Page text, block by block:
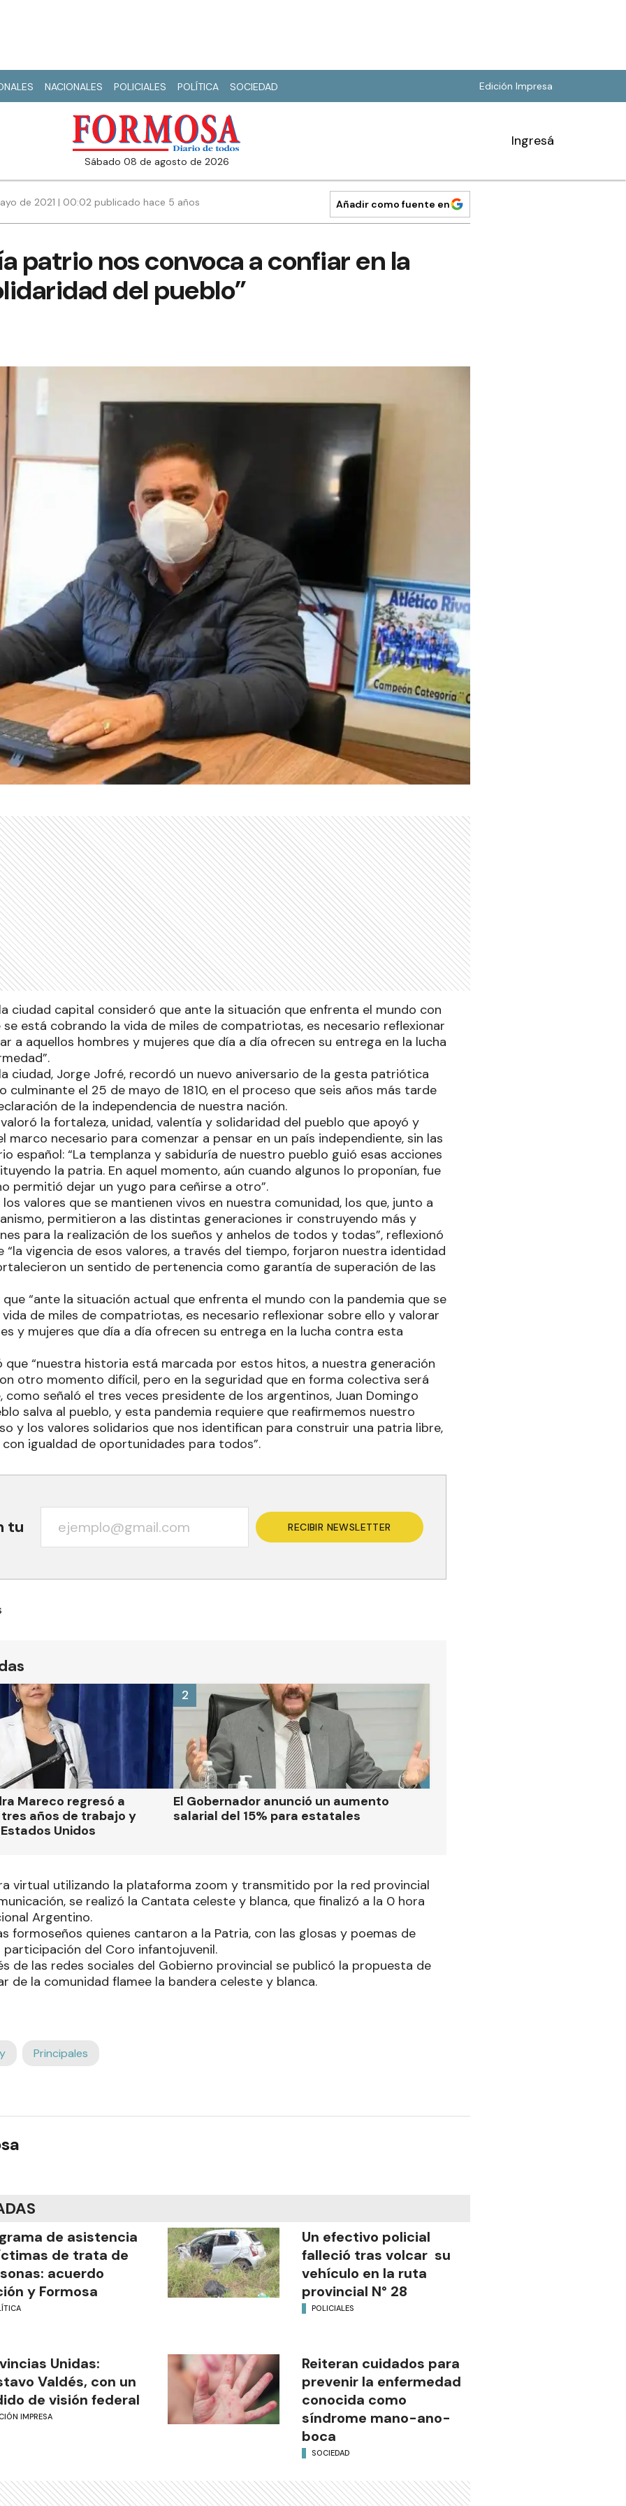
NACIONALES POLICIALES POLÍTICA SOCIEDAD Edición Impresa
sábado 08 de agosto de 2026
Ingresá
de 2021 | 00:02 publicado hace 5 años Añadir como fuente en
patrio nos convoca a confiar en la
del pueblo”
ciudad capital consideró que ante la situación que enfrenta el mundo con
se está cobrando la vida de miles de compatriotas, es necesario reflexionar
a aquellos hombres y mujeres que día a día ofrecen su entrega en la lucha
ciudad, Jorge Jofré, recordó un nuevo aniversario de la gesta patriótica
culminante el 25 de mayo de 1810, en el proceso que seis años más tarde
de la independencia de nuestra nación.
la fortaleza, unidad, valentía y solidaridad del pueblo que apoyó y
marco necesario para comenzar a pensar en un país independiente, sin las
español: “La templanza y sabiduría de nuestro pueblo guió esas acciones
la patria. En aquel momento, aún cuando algunos lo proponían, fue
permitió dejar un yugo para ceñirse a otro”.
los valores que se mantienen vivos en nuestra comunidad, los que, junto a
permitieron a las distintas generaciones ir construyendo más y
para la realización de los sueños y anhelos de todos y todas”, reflexionó
“la vigencia de esos valores, a través del tiempo, forjaron nuestra identidad
un sentido de pertenencia como garantía de superación de las
que “ante la situación actual que enfrenta el mundo con la pandemia que se
de miles de compatriotas, es necesario reflexionar sobre ello y valorar
y mujeres que día a día ofrecen su entrega en la lucha contra esta
que “nuestra historia está marcada por estos hitos, a nuestra generación
otro momento difícil, pero en la seguridad que en forma colectiva será
como señaló el tres veces presidente de los argentinos, Juan Domingo
salva al pueblo, y esta pandemia requiere que reafirmemos nuestro
y los valores solidarios que nos identifican para construir una patria libre,
igualdad de oportunidades para todos”.
tu RECIBIR NEWSLETTER
Mareco regresó a
años de trabajo y
Unidos
El Gobernador anunció un aumento
salarial del 15% para estatales
2
virtual utilizando la plataforma zoom y transmitido por la red provincial
se realizó la Cantata celeste y blanca, que finalizó a la 0 hora
Argentino.
formoseños quienes cantaron a la Patria, con las glosas y poemas de
participación del Coro infantojuvenil.
de las redes sociales del Gobierno provincial se publicó la propuesta de
de la comunidad flamee la bandera celeste y blanca.
Principales
de asistencia
de trata de
acuerdo
y Formosa
Un efectivo policial
falleció tras volcar su
vehículo en la ruta
provincial N° 28
POLICIALES
Unidas:
Valdés, con un
de visión federal
IMPRESA
Reiteran cuidados para
prevenir la enfermedad
conocida como
síndrome mano-ano-
boca
SOCIEDAD